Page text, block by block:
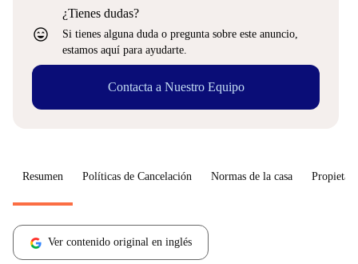
sentiment_very_satisfied
¿Tienes dudas?
Si tienes alguna duda o pregunta sobre este anuncio,
estamos aquí para ayudarte.
Contacta a Nuestro Equipo
Resumen Políticas de Cancelación Normas de la casa
Ver contenido original en inglés